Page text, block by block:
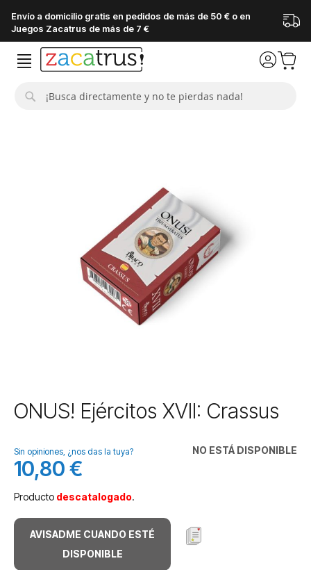
Envío a domicilio gratis en pedidos de más de 50 € o en
Juegos Zacatrus de más de 7 €
Saltar
al
de
la
galería
imágenes
ONUS! Ejércitos XVII: Crassus
NO ESTÁ DISPONIBLE
Sin opiniones, ¿nos das la tuya?
10,80 €
Producto descatalogado.
AVISADME CUANDO ESTÉ
DISPONIBLE